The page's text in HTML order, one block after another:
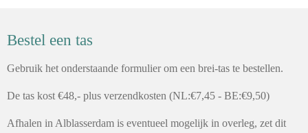
Bestel een tas
Gebruik het onderstaande formulier om een brei-tas te bestellen.
De tas kost €48,- plus verzendkosten (NL:€7,45 - BE:€9,50)
Afhalen in Alblasserdam is eventueel mogelijk in overleg, zet dit